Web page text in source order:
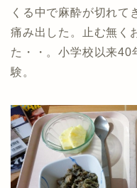
くる中で麻酔が切れて
痛み出した。止む無く
た・・。小学校以来40
験。